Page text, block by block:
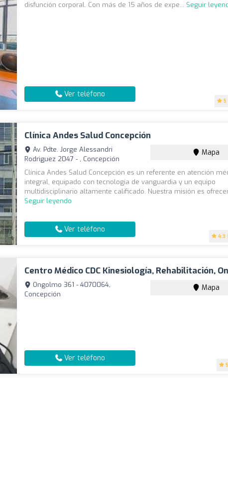
5
disfunción corporal. Con más de 15 años de expe... Seguir
Ver teléfono
Clínica Andes Salud Concepción
4.3
Av. Pdte. Jorge Alessandri
Rodriguez 2047 - , Concepción
Mapa
Clínica Andes Salud Concepción es un referente en atención
integral, equipado con tecnología de vanguardia y un equipo
multidisciplinario altamente calificado. Nuestra misión es
Seguir leyendo
Ver teléfono
Centro Médico CDC Kinesiología, Rehabilitación,
5
Ongolmo 361 - 4070064,
Concepción
Mapa
Ver teléfono